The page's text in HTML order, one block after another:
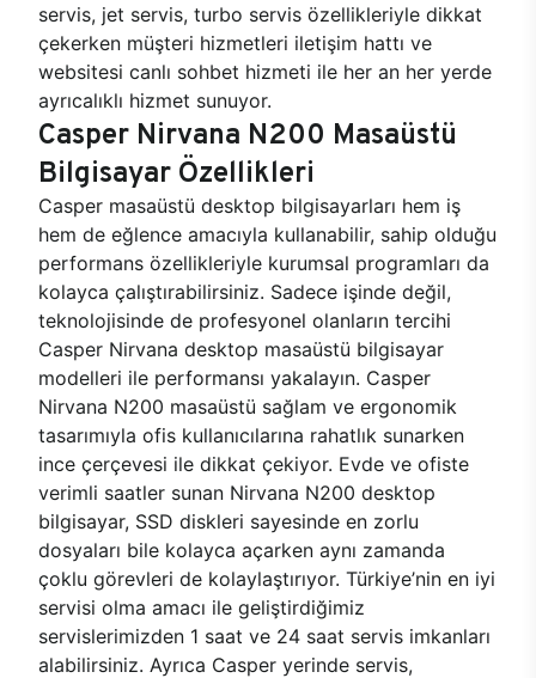
servis, jet servis, turbo servis özellikleriyle dikkat
çekerken müşteri hizmetleri iletişim hattı ve
websitesi canlı sohbet hizmeti ile her an her yerde
ayrıcalıklı hizmet sunuyor.
Casper Nirvana N200 Masaüstü
Bilgisayar Özellikleri
Casper masaüstü desktop bilgisayarları hem iş
hem de eğlence amacıyla kullanabilir, sahip olduğu
performans özellikleriyle kurumsal programları da
kolayca çalıştırabilirsiniz. Sadece işinde değil,
teknolojisinde de profesyonel olanların tercihi
Casper Nirvana desktop masaüstü bilgisayar
modelleri ile performansı yakalayın. Casper
Nirvana N200 masaüstü sağlam ve ergonomik
tasarımıyla ofis kullanıcılarına rahatlık sunarken
ince çerçevesi ile dikkat çekiyor. Evde ve ofiste
verimli saatler sunan Nirvana N200 desktop
bilgisayar, SSD diskleri sayesinde en zorlu
dosyaları bile kolayca açarken aynı zamanda
çoklu görevleri de kolaylaştırıyor. Türkiye’nin en iyi
servisi olma amacı ile geliştirdiğimiz
servislerimizden 1 saat ve 24 saat servis imkanları
alabilirsiniz. Ayrıca Casper yerinde servis,